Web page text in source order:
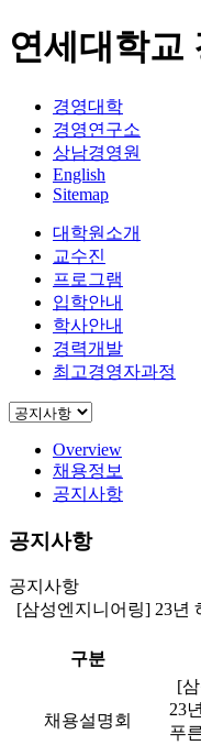
연세대학교
경영대학
경영연구소
상남경영원
English
Sitemap
대학원소개
교수진
프로그램
입학안내
학사안내
경력개발
최고경영자과정
Overview
채용정보
공지사항
공지사항
공지사항
[삼성엔지니어링] 23년
구분
채용설명회
[
23
푸